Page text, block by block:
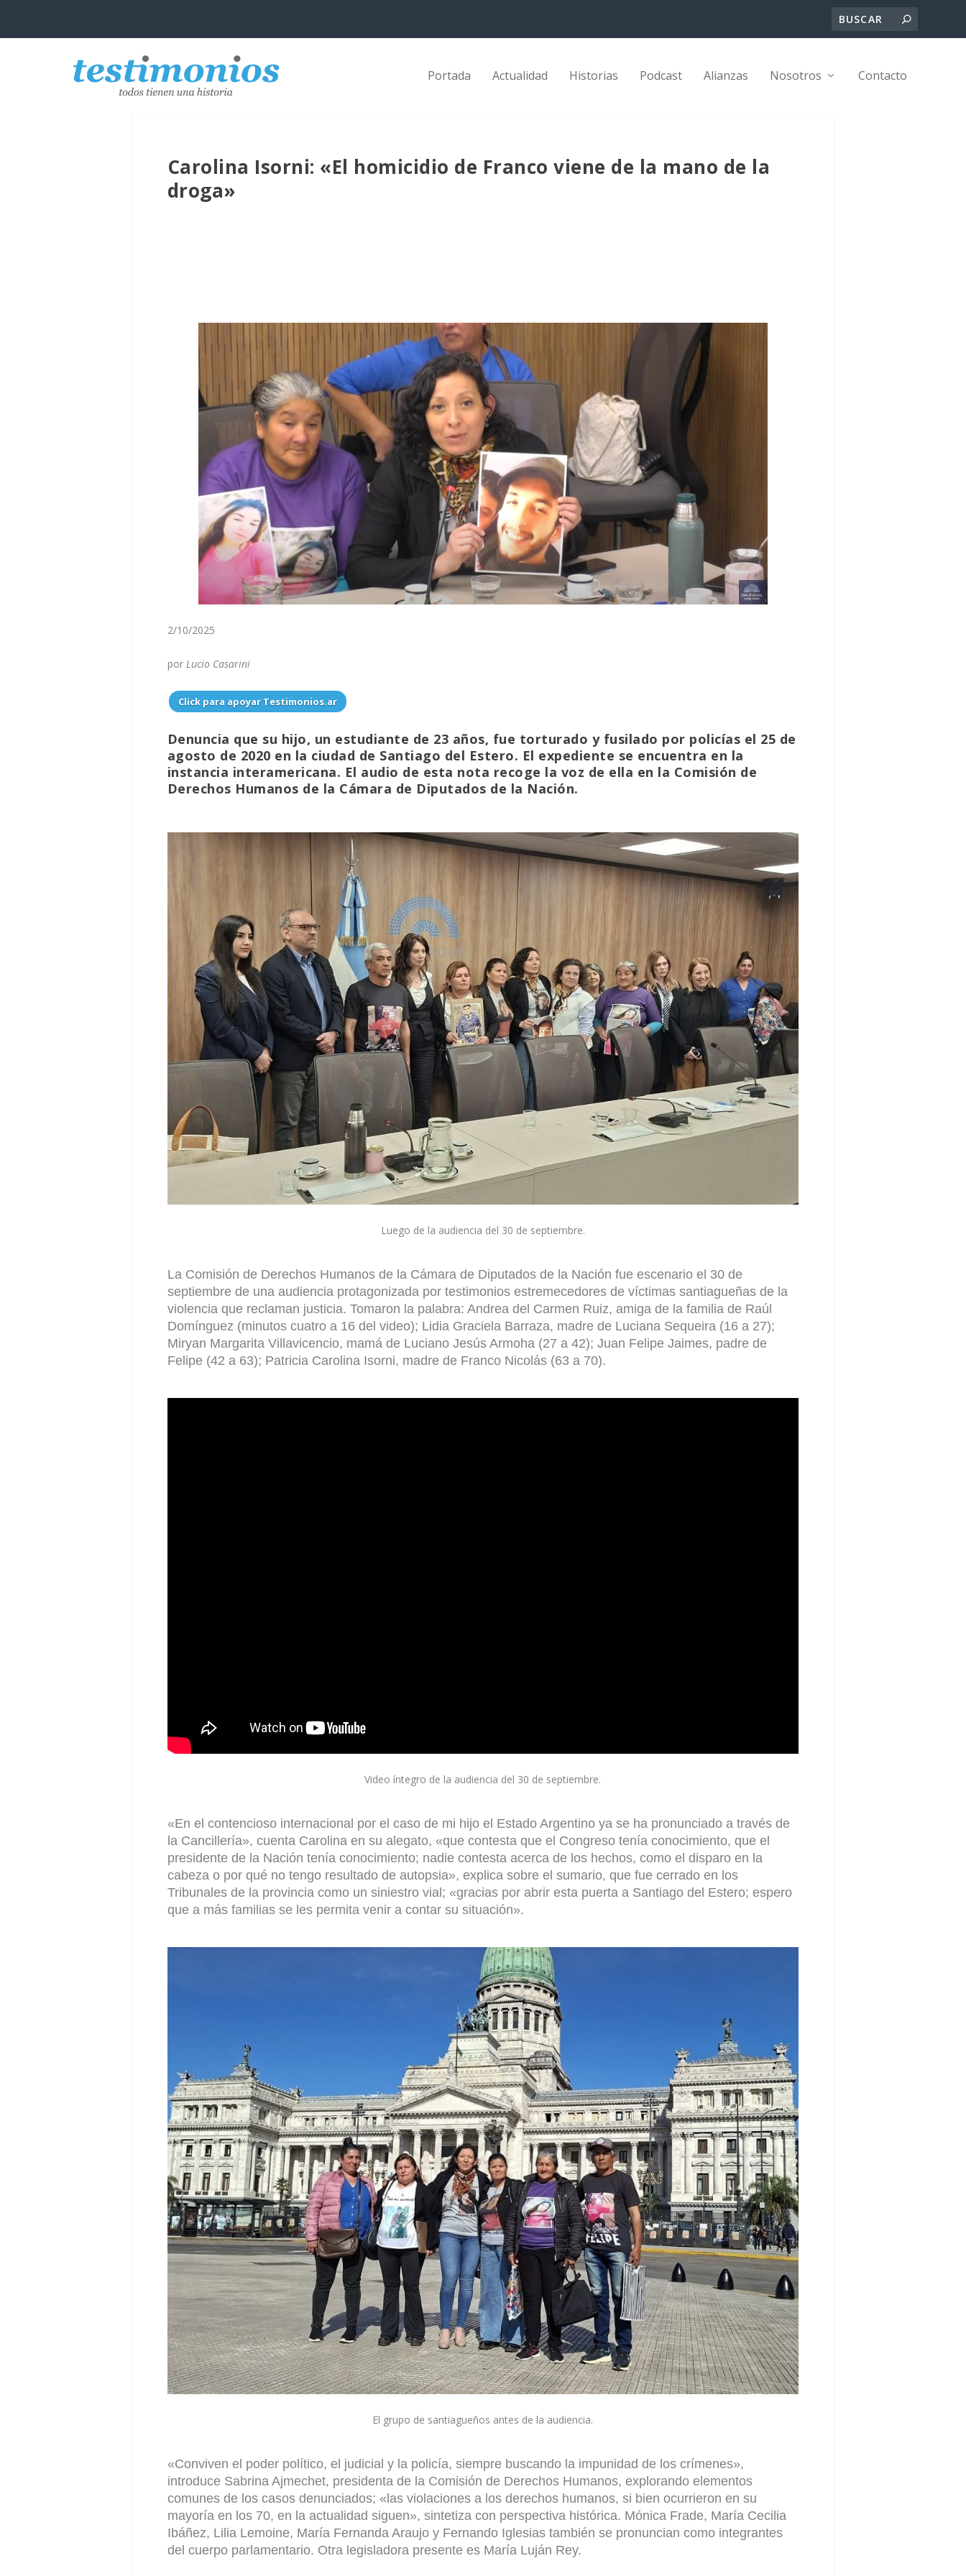
Portada Actualidad Historias Podcast Alianzas Nosotros Contacto
Carolina Isorni: «El homicidio de Franco viene de la mano de la
droga»
2/10/2025
por Lucio Casarini
Click para apoyar Testimonios.ar
Denuncia que su hijo, un estudiante de 23 años, fue torturado y fusilado por policías el 25 de
agosto de 2020 en la ciudad de Santiago del Estero. El expediente se encuentra en la
instancia interamericana. El audio de esta nota recoge la voz de ella en la Comisión de
Derechos Humanos de la Cámara de Diputados de la Nación.
Luego de la audiencia del 30 de septiembre.
La Comisión de Derechos Humanos de la Cámara de Diputados de la Nación fue escenario el 30 de
septiembre de una audiencia protagonizada por testimonios estremecedores de víctimas santiagueñas de la
violencia que reclaman justicia. Tomaron la palabra: Andrea del Carmen Ruiz, amiga de la familia de Raúl
Domínguez (minutos cuatro a 16 del video); Lidia Graciela Barraza, madre de Luciana Sequeira (16 a 27);
Miryan Margarita Villavicencio, mamá de Luciano Jesús Armoha (27 a 42); Juan Felipe Jaimes, padre de
Felipe (42 a 63); Patricia Carolina Isorni, madre de Franco Nicolás (63 a 70).
Video íntegro de la audiencia del 30 de septiembre.
«En el contencioso internacional por el caso de mi hijo el Estado Argentino ya se ha pronunciado a través de
la Cancillería», cuenta Carolina en su alegato, «que contesta que el Congreso tenía conocimiento, que el
presidente de la Nación tenía conocimiento; nadie contesta acerca de los hechos, como el disparo en la
cabeza o por qué no tengo resultado de autopsia», explica sobre el sumario, que fue cerrado en los
Tribunales de la provincia como un siniestro vial; «gracias por abrir esta puerta a Santiago del Estero; espero
que a más familias se les permita venir a contar su situación».
El grupo de santiagueños antes de la audiencia.
«Conviven el poder político, el judicial y la policía, siempre buscando la impunidad de los crímenes»,
introduce Sabrina Ajmechet, presidenta de la Comisión de Derechos Humanos, explorando elementos
comunes de los casos denunciados; «las violaciones a los derechos humanos, si bien ocurrieron en su
mayoría en los 70, en la actualidad siguen», sintetiza con perspectiva histórica. Mónica Frade, María Cecilia
Ibáñez, Lilia Lemoine, María Fernanda Araujo y Fernando Iglesias también se pronuncian como integrantes
del cuerpo parlamentario. Otra legisladora presente es María Luján Rey.